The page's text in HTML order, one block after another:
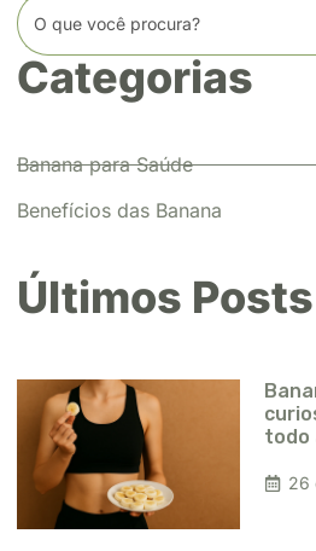
Categorias
Banana para Saúde
Benefícios das Banana
Últimos Posts
todo
26